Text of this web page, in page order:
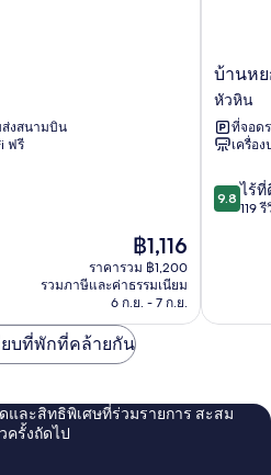
ส่งสนามบิน
ฟรี
ราคา
ปัจจุบัน
คือ
฿1,116
฿1,116
ราคารวม ฿1,200
รวมภาษีและค่าธรรมเนียม
6 ก.ย. - 7 ก.ย.
บ้าน
หยก
มณี
หัวหิน
บ้านห
หัวหิน
ที่จอด
เครื่อ
9.8
จาก
รีวิว
9.8 ไร้ที่
119
ยบที่พักที่คล้ายกัน
และสิทธิพิเศษที่ร่วมรายการ สะสม
ครั้งถัดไป